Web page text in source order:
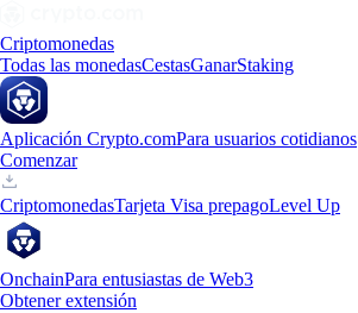
Criptomonedas
Todas las monedasCestasGanarStaking
Aplicación Crypto.comPara usuarios cotidianos
Comenzar
CriptomonedasTarjeta Visa prepagoLevel Up
OnchainPara entusiastas de Web3
Obtener extensión